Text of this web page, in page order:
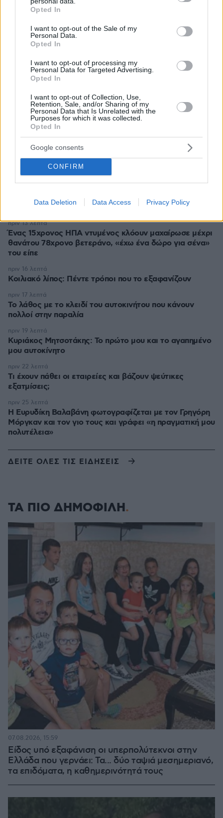
grant or deny consent to Google and its third-party tags to
use your data for below specified purposes in below Google
consent section.
Opted In
I want to opt-out of the Sale of my
Personal Data.
Opted In
I want to opt-out of processing my
Personal Data for Targeted Advertising.
Opted In
I want to opt-out of Collection, Use,
Retention, Sale, and/or Sharing of my
Personal Data that Is Unrelated with the
Purposes for which it was collected.
Opted In
Google consents
CONFIRM
Data Deletion Data Access Privacy Policy
Επαγγελματική Εκπαίδευση & Εξειδίκευση: Το Mοντέλο που
σε Bάζει στην Aγορά Eργασίας
ΡΟΗ ΕΙΔΗΣΕΩΝ
Ειδήσεις Δημοφιλή Σχολιασμένα
Αρακλειά: Η κουζίνα που έγινε προορισμός σε ένα
μικρό κυκλαδίτικο καταφύγιο
Αυτοί είναι οι σκύλοι που γεννήθηκαν για να τρέχουν
πριν 8 λεπτά
Το Κέιμπριτζ επανεξετάζει τις διαδικασίες πρόσληψης
καθηγητών, μετά την παραίτηση καθηγητή που
κατηγορήθηκε για λογοκλοπή
πριν 9 λεπτά
Οι ωραιότερες παραλίες της Αστυπάλαιας
Ένας 15χρονος ΗΠΑ ντυμένος κλόουν μαχαίρωσε μέχρι
θανάτου 78χρονο βετεράνο, «έχω ένα δώρο για σένα»
του είπε
πριν 13 λεπτά
Κοιλιακό λίπος: Πέντε τρόποι που το εξαφανίζουν
πριν 16 λεπτά
Το λάθος με το κλειδί του αυτοκινήτου που κάνουν
πολλοί στην παραλία
πριν 17 λεπτά
Κυριάκος Μητσοτάκης: Το πρώτο μου και το αγαπημένο
μου αυτοκίνητο
πριν 19 λεπτά
Τι έχουν πάθει οι εταιρείες και βάζουν ψεύτικες
εξατμίσεις;
πριν 22 λεπτά
Η Ευρυδίκη Βαλαβάνη φωτογραφίζεται με τον Γρηγόρη
Μόργκαν και τον γιο τους και γράφει «η πραγματική μου
πολυτέλεια»
πριν 25 λεπτά
ΔΕΙΤΕ ΟΛΕΣ ΤΙΣ ΕΙΔΗΣΕΙΣ
ΤΑ ΠΙΟ ΔΗΜΟΦΙΛΗ
Είδος υπό εξαφάνιση οι υπερπολύτεκνοι στην
Ελλάδα που γερνάει: Τα... δύο ταψιά μεσημεριανό,
τα επιδόματα, η καθημερινότητά τους
07.08.2026, 15:59